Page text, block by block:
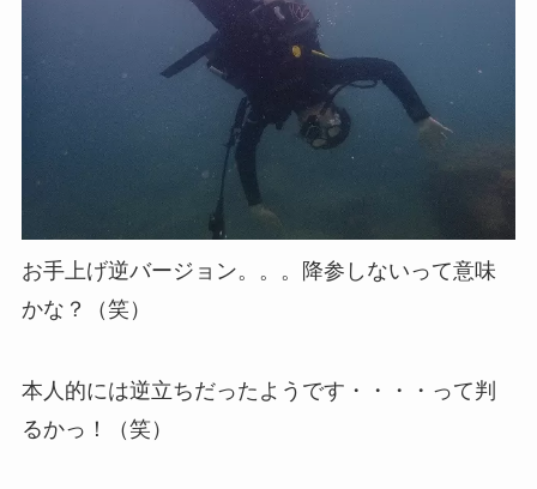
お手上げ逆バージョン。。。降参しないって意味
かな？（笑）
本人的には逆立ちだったようです・・・・って判
るかっ！（笑）